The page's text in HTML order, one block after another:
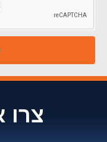
צרו